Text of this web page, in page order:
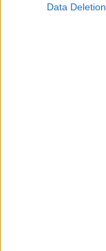
Data Deletion